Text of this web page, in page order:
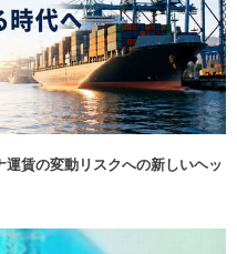
賃の変動リスクへの新しいヘッ